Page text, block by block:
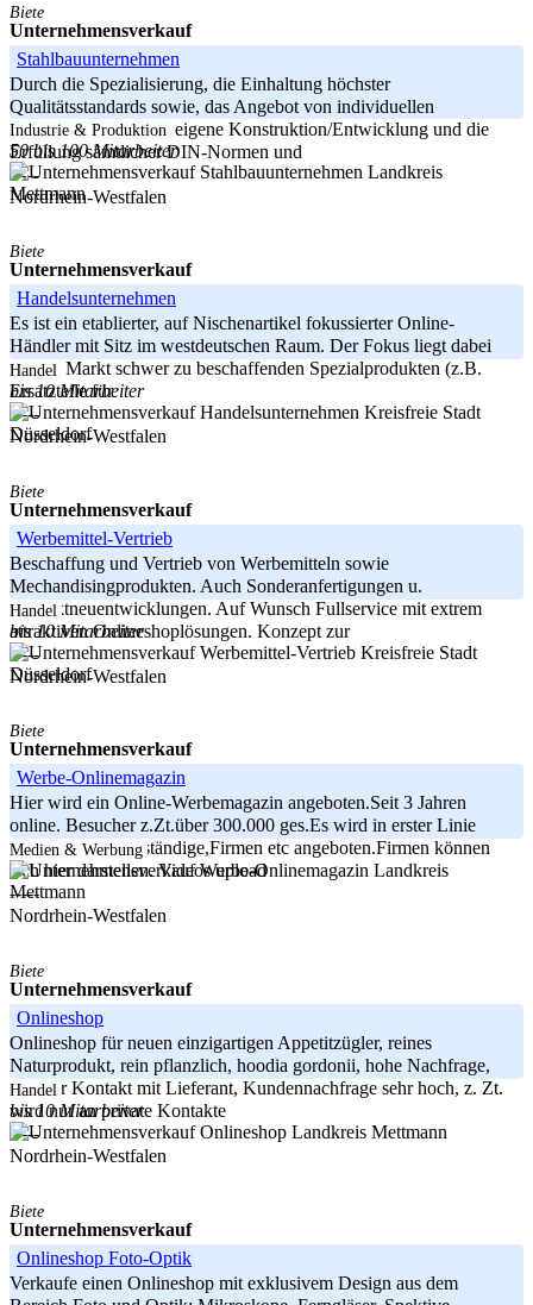
Biete
Unternehmensverkauf
Stahlbauunternehmen
Durch die Spezialisierung, die Einhaltung höchster
Qualitätsstandards sowie, das Angebot von individuellen
Lösungsansätzen, die eigene Konstruktion/Entwicklung und die
Erfüllung sämtlicher DIN-Normen und
-----
Nordrhein-Westfalen
Industrie & Produktion
50 bis 100 Mitarbeiter
Landkreis
Mettmann
Biete
Unternehmensverkauf
Handelsunternehmen
Es ist ein etablierter, auf Nischenartikel fokussierter Online-
Händler mit Sitz im westdeutschen Raum. Der Fokus liegt dabei
auf am Markt schwer zu beschaffenden Spezialprodukten (z.B.
Ersatzteile für
-----
Nordrhein-Westfalen
Handel
bis 10 Mitarbeiter
Kreisfreie Stadt
Düsseldorf
Biete
Unternehmensverkauf
Werbemittel-Vertrieb
Beschaffung und Vertrieb von Werbemitteln sowie
Mechandisingprodukten. Auch Sonderanfertigungen u.
Produktneuentwicklungen. Auf Wunsch Fullservice mit extrem
attraktiven Onlineshoplösungen. Konzept zur
-----
Nordrhein-Westfalen
Handel
bis 10 Mitarbeiter
Kreisfreie Stadt
Düsseldorf
Biete
Unternehmensverkauf
Werbe-Onlinemagazin
Hier wird ein Online-Werbemagazin angeboten.Seit 3 Jahren
online. Besucher z.Zt.über 300.000 ges.Es wird in erster Linie
Werbung für Selbständige,Firmen etc angeboten.Firmen können
sich hier darstellen. Videos upload
-----
Nordrhein-Westfalen
Medien & Werbung
Landkreis
Mettmann
Biete
Unternehmensverkauf
Onlineshop
Onlineshop für neuen einzigartigen Appetitzügler, reines
Naturprodukt, rein pflanzlich, hoodia gordonii, hohe Nachfrage,
direkter Kontakt mit Lieferant, Kundennachfrage sehr hoch, z. Zt.
wird nur an private Kontakte
-----
Nordrhein-Westfalen
Handel
bis 10 Mitarbeiter
Landkreis Mettmann
Biete
Unternehmensverkauf
Onlineshop Foto-Optik
Verkaufe einen Onlineshop mit exklusivem Design aus dem